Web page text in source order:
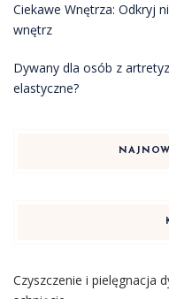
Ciekawe Wnętrza: Odkryj
wnętrz
Dywany dla osób z
elastyczne?
Czyszczenie i pielęgnacja